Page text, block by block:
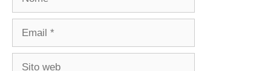
Email
Sito